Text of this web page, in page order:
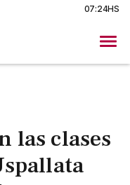
07:24HS
las clases